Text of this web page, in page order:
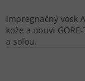
Impregnačný vosk
kože a obuvi
a soľou.